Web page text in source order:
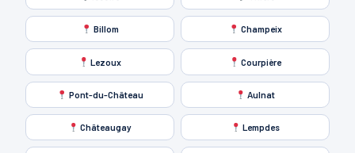
Billom Champeix
Lezoux Courpière
Pont-du-Château Aulnat
Châteaugay Lempdes